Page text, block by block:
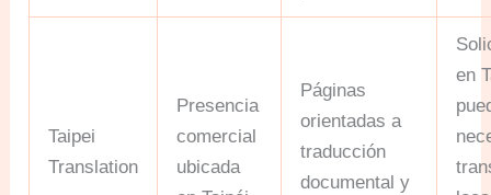
Taipei
Translation
Presencia
comercial
ubicada
Páginas
orientadas a
traducción
documental y
en